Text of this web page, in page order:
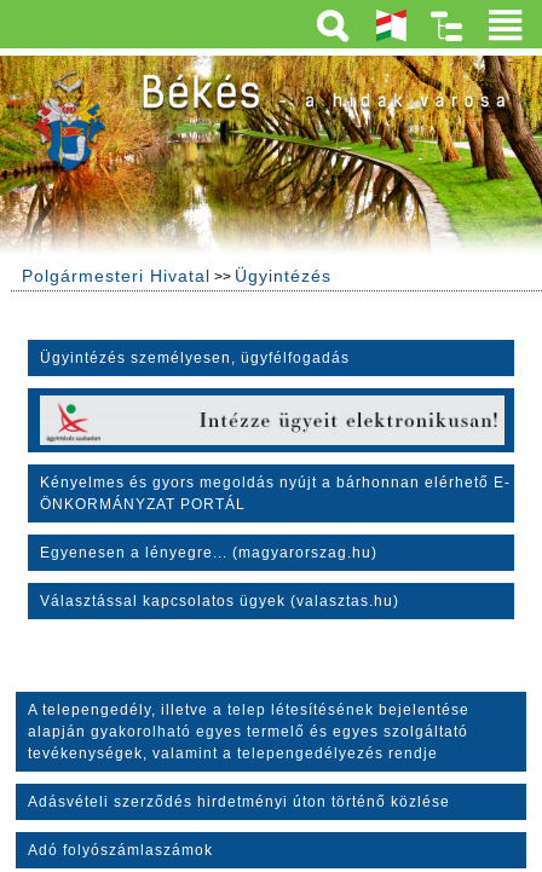
Polgármesteri Hivatal >> Ügyintézés
Ügyintézés személyesen, ügyfélfogadás
Kényelmes és gyors megoldás nyújt a bárhonnan elérhető E-
ÖNKORMÁNYZAT PORTÁL
Egyenesen a lényegre... (magyarorszag.hu)
Választással kapcsolatos ügyek (valasztas.hu)
A telepengedély, illetve a telep létesítésének bejelentése
alapján gyakorolható egyes termelő és egyes szolgáltató
tevékenységek, valamint a telepengedélyezés rendje
Adásvételi szerződés hirdetményi úton történő közlése
Adó folyószámlaszámok